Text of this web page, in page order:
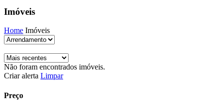
Imóveis
Home Imóveis
Não foram encontrados imóveis.
Criar alerta Limpar
Preço